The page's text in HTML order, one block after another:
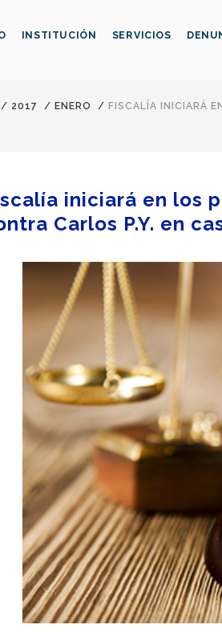
INSTITUCIÓN SERVICIOS
/ 2017 / ENERO / FISCALÍA INICIARÁ
iniciará en los
Carlos P.Y. en